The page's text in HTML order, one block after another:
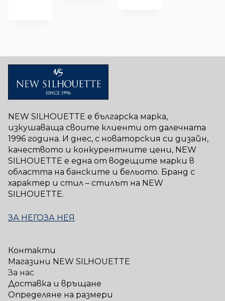
NEW SILHOUETTE е българска марка,
изкушаваща своите клиенти от далечната
1996 година. И днес, с новаторския си дизайн,
качеството и конкурентните цени, NEW
SILHOUETTE е една от водещите марки в
областта на банските и бельото. Бранд с
характер и стил – стилът на NEW
SILHOUETTE.
ЗА НЕГОЗА НЕЯ
Контакти
Магазини NEW SILHOUETTE
За нас
Доставка и връщане
Определяне на размери